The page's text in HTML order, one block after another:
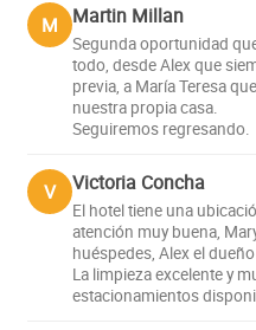
M Martin Millan
Segunda oportunidad
todo, desde Alex que
previa, a María Teresa
nuestra propia casa.
Seguiremos regresando.
V Victoria Concha
El hotel tiene una
atención muy buena,
huéspedes, Alex el
La limpieza excelente y
estacionamientos